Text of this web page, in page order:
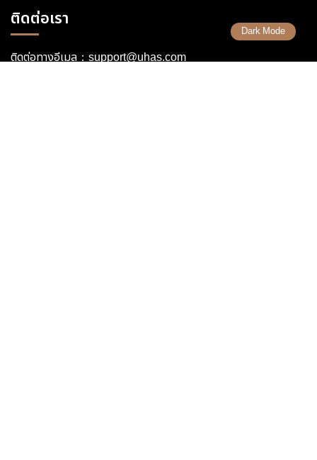
ติดต่อเรา
ติดต่อทางอีเมล：support@uhas.com
Dark Mode